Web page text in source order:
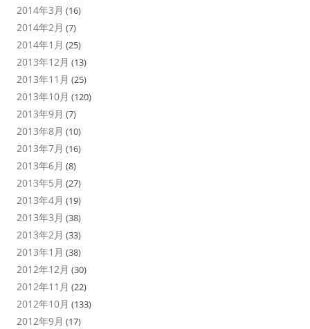
2014年3月 (16)
2014年2月 (7)
2014年1月 (25)
2013年12月 (13)
2013年11月 (25)
2013年10月 (120)
2013年9月 (7)
2013年8月 (10)
2013年7月 (16)
2013年6月 (8)
2013年5月 (27)
2013年4月 (19)
2013年3月 (38)
2013年2月 (33)
2013年1月 (38)
2012年12月 (30)
2012年11月 (22)
2012年10月 (133)
2012年9月 (17)